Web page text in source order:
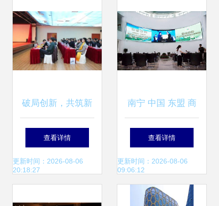
破局创新，共筑新
生态——西藏商品
交易中心藏久汇直
查看详情
更新时间：2026-08-06
20:18:27
南宁 中国 东盟 商
品交易所西北交易
中心挂牌
查看详情
更新时间：2026-08-06
09:06:12